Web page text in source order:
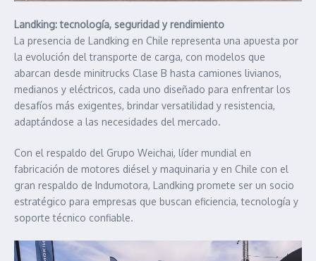
Landking: tecnología, seguridad y rendimiento
La presencia de Landking en Chile representa una apuesta por
la evolución del transporte de carga, con modelos que
abarcan desde minitrucks Clase B hasta camiones livianos,
medianos y eléctricos, cada uno diseñado para enfrentar los
desafíos más exigentes, brindar versatilidad y resistencia,
adaptándose a las necesidades del mercado.
Con el respaldo del Grupo Weichai, líder mundial en
fabricación de motores diésel y maquinaria y en Chile con el
gran respaldo de Indumotora, Landking promete ser un socio
estratégico para empresas que buscan eficiencia, tecnología y
soporte técnico confiable.